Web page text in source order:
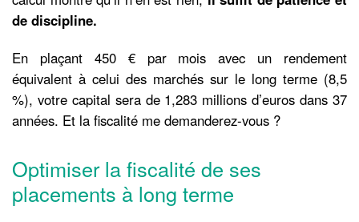
de discipline.
En plaçant 450 € par mois avec un rendement
équivalent à celui des marchés sur le long terme (8,5
%), votre capital sera de 1,283 millions d’euros dans 37
années. Et la fiscalité me demanderez-vous ?
Optimiser la fiscalité de ses
placements à long terme